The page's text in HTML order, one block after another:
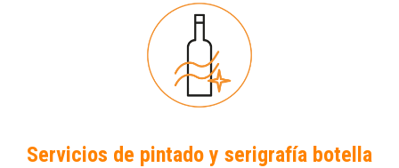
Servicios de pintado y serigrafía botella